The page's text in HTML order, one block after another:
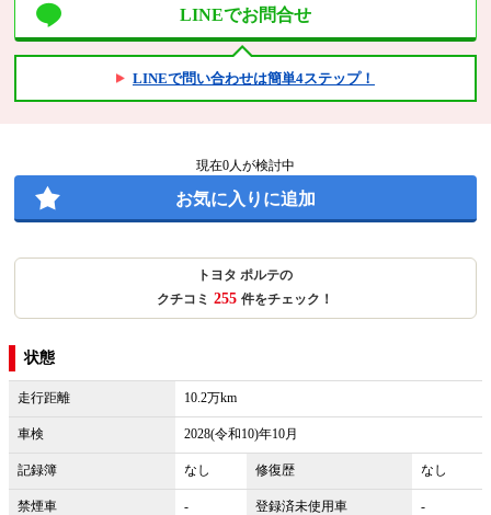
LINEでお問合せ
LINEで問い合わせは簡単4ステップ！
現在0人が検討中
お気に入りに追加
トヨタ ポルテの
クチコミ 255 件をチェック！
状態
走行距離 10.2万km
車検 2028(令和10)年10月
記録簿 なし 修復歴 なし
禁煙車 - 登録済未使用車 -